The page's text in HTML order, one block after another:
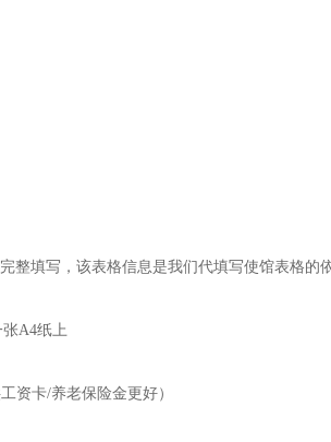
整填写，该表格信息是我们代填写使馆表格的
A4纸上
资卡/养老保险金更好）